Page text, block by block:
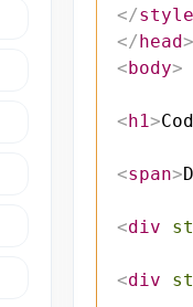
</style
</head>
<body>
<h1>
<span>
<div
<div